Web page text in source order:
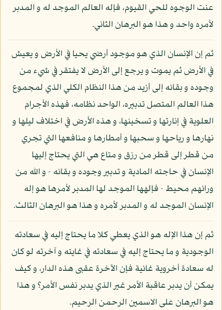
عنت الوجوه للحي القيوم، فإله العالم الموجد له و المدبر
لأمره واحد و هذا هو البرهان الثاني.
ثم إن الإنسان الذي هو موجود أرضي يحيا في الأرض و يعيش
في الأرض ثم يموت و يرجع إلى الأرض لا يفتقر في شيء من
وجوده و بقائه إلى أزيد من هذا النظام الكلي الذي لمجموع
هذا العالم المتصل تدبيره، الواحد نظامه، فهذه الأجرام
العلوية في إنارتها و تسخينها، و هذه الأرض في اختلاف ليلها و
نهارها و رياحها و سحبها و أمطارها و منافعها التي تجري
من قطر إلى قطر من رزق و متاع هي التي يحتاج إليها
الإنسان في حاجته المادية و تدبير وجوده و بقائه - و الله من
ورائهم محيط - فإلهها الموجد لها المدبر لأمرها هو إله
الإنسان الموجد له و المدبر لأمره و هذا هو البرهان الثالث.
ثم إن هذا الإله هو الذي يعطي كلا ما يحتاج إليه في سعادته
الوجودية و ما يحتاج إليه في سعادته في غايته و آخرته لو كان
له سعادة أخروية غائية فإن الآخرة عقبى هذه الدار، و كيف
يمكن أن يدبر عاقبة الأمر غير الذي يدبر نفس الأمر؟ و هذا
هو البرهان على الاسمين الرحمن الرحيم.